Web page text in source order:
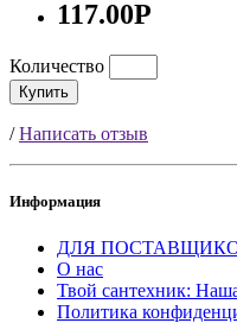
117.00Р
Количество
Купить
/Написать отзыв
Информация
ДЛЯ
О нас
Твой сантехник:
Политика